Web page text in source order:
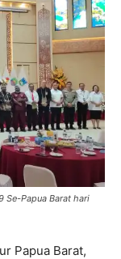
Se-Papua Barat hari
Papua Barat,